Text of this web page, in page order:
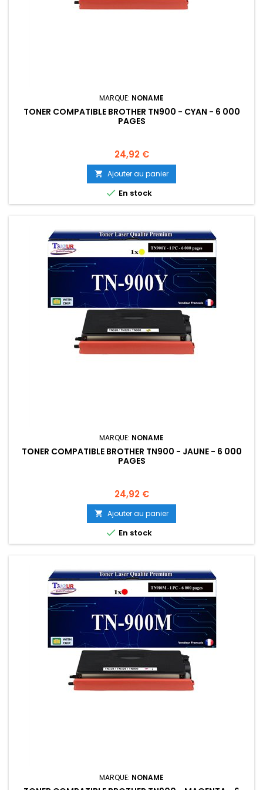
MARQUE: NONAME
TONER COMPATIBLE BROTHER TN900 - CYAN - 6 000
PAGES
Prix
24,92 €
 Ajouter au panier
 En stock
MARQUE: NONAME
TONER COMPATIBLE BROTHER TN900 - JAUNE - 6 000
PAGES
Prix
24,92 €
 Ajouter au panier
 En stock
MARQUE: NONAME